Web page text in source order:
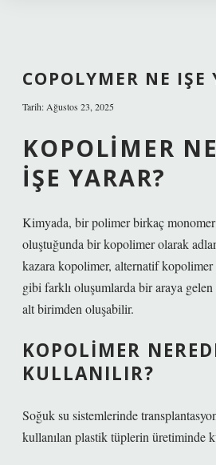
COPOLYMER NE IŞE
Tarih: Ağustos 23, 2025
KOPOLIMER
IŞE YARAR?
Kimyada, bir polimer birkaç
oluştuğunda bir kopolimer olarak
kazara kopolimer, alternatif
gibi farklı oluşumlarda bir araya
alt birimden oluşabilir.
KOPOLIMER
KULLANILIR?
Soğuk su sistemlerinde
kullanılan plastik tüplerin üretiminde